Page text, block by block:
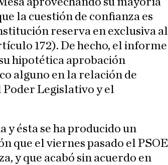
la cuestión de confianza es
reserva en exclusiva al
172). De hecho, el informe
hipotética aprobación
alguno en la relación de
Legislativo y el
y ésta se ha producido un
que el viernes pasado el PSOE
y que acabó sin acuerdo en